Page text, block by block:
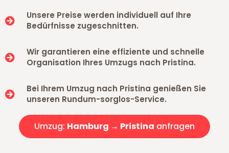
Unsere Preise werden individuell auf Ihre
Bedürfnisse zugeschnitten.
Wir garantieren eine effiziente und schnelle
Organisation Ihres Umzugs nach Pristina.
Bei Ihrem Umzug nach Pristina genießen Sie
unseren Rundum-sorglos-Service.
Umzug: Hamburg → Pristina anfragen